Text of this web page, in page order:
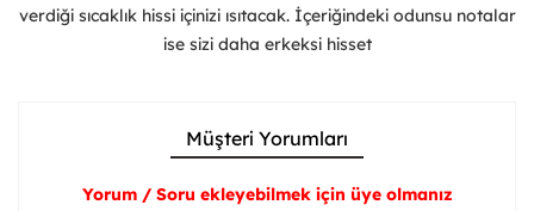
verdiği sıcaklık hissi içinizi ısıtacak. İçeriğindeki odunsu notalar
ise sizi daha erkeksi hisset
Müşteri Yorumları
Yorum / Soru ekleyebilmek için üye olmanız